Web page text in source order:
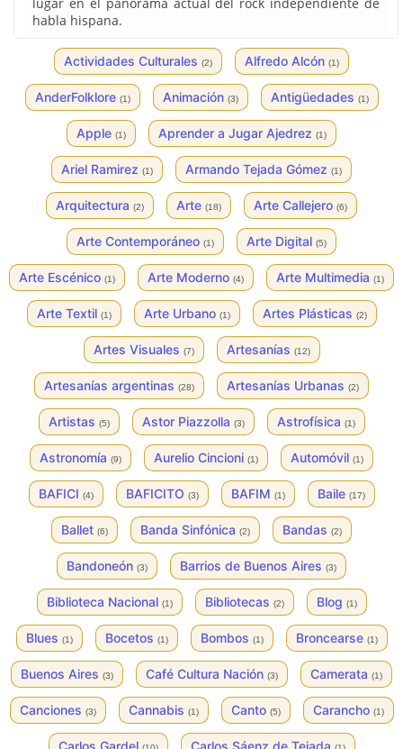
habla hispana.
Actividades Culturales (2) Alfredo Alcón (1)
AnderFolklore (1) Animación (3) Antigüedades (1)
Apple (1) Aprender a Jugar Ajedrez (1)
Ariel Ramirez (1) Armando Tejada Gómez (1)
Arquitectura (2) Arte (18) Arte Callejero (6)
Arte Contemporáneo (1) Arte Digital (5)
Arte Escénico (1) Arte Moderno (4) Arte Multimedia (1)
Arte Textil (1) Arte Urbano (1) Artes Plásticas (2)
Artes Visuales (7) Artesanías (12)
Artesanías argentinas (28) Artesanías Urbanas (2)
Artistas (5) Astor Piazzolla (3) Astrofísica (1)
Astronomía (9) Aurelio Cincioni (1) Automóvil (1)
BAFICI (4) BAFICITO (3) BAFIM (1) Baile (17)
Ballet (6) Banda Sinfónica (2) Bandas (2)
Bandoneón (3) Barrios de Buenos Aires (3)
Biblioteca Nacional (1) Bibliotecas (2) Blog (1)
Blues (1) Bocetos (1) Bombos (1) Broncearse (1)
Buenos Aires (3) Café Cultura Nación (3) Camerata (1)
Canciones (3) Cannabis (1) Canto (5) Carancho (1)
Carlos Gardel Carlos Sáenz de Tejada